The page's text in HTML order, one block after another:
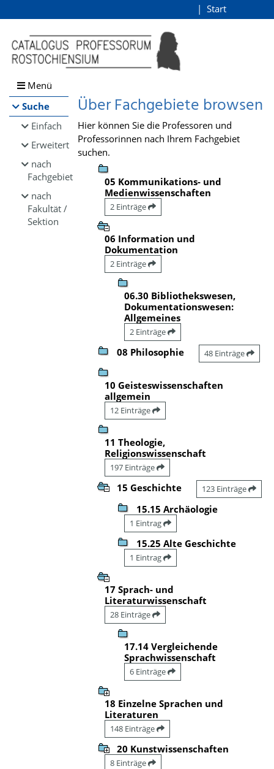
Browsen
direkt zum Inhalt
Start
Menü
Suche
Einfach
Erweitert
nach
Fachgebiet
nach
Fakultät /
Sektion
Über Fachgebiete browsen
Hier können Sie die Professoren und
Professorinnen nach Ihrem Fachgebiet
suchen.
05 Kommunikations- und
Medienwissenschaften
2 Einträge
06 Information und
Dokumentation
2 Einträge
06.30 Bibliothekswesen,
Dokumentationswesen:
Allgemeines
2 Einträge
08 Philosophie 48 Einträge
10 Geisteswissenschaften
allgemein
12 Einträge
11 Theologie,
Religionswissenschaft
197 Einträge
15 Geschichte 123 Einträge
15.15 Archäologie
1 Eintrag
15.25 Alte Geschichte
1 Eintrag
17 Sprach- und
Literaturwissenschaft
28 Einträge
17.14 Vergleichende
Sprachwissenschaft
6 Einträge
18 Einzelne Sprachen und
Literaturen
148 Einträge
20 Kunstwissenschaften
8 Einträge